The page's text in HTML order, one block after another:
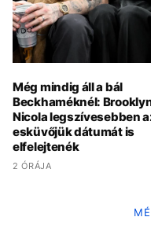
Még mindig áll a bál
Beckhaméknél:
Nicola legszívesebben
esküvőjük dátumát is
elfelejtenék
2 ÓRÁJA